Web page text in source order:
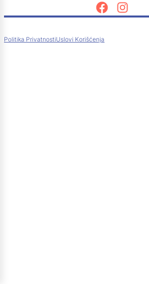
Politika PrivatnostiUslovi Korišćenja